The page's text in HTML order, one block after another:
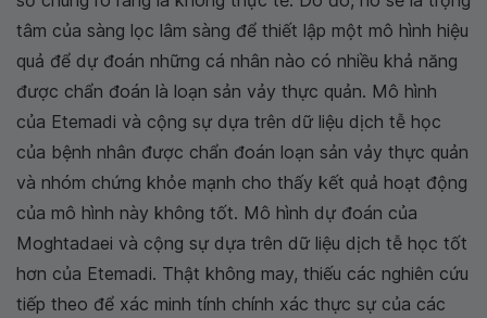
tâm của sàng lọc lâm sàng để thiết lập một mô hình hiệu
quả để dự đoán những cá nhân nào có nhiều khả năng
được chẩn đoán là loạn sản vảy thực quản. Mô hình
của Etemadi và cộng sự dựa trên dữ liệu dịch tễ học
của bệnh nhân được chẩn đoán loạn sản vảy thực quản
và nhóm chứng khỏe mạnh cho thấy kết quả hoạt động
của mô hình này không tốt. Mô hình dự đoán của
Moghtadaei và cộng sự dựa trên dữ liệu dịch tễ học tốt
hơn của Etemadi. Thật không may, thiếu các nghiên cứu
tiếp theo để xác minh tính chính xác thực sự của các